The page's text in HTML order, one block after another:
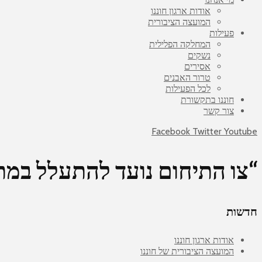
אודות ארגון חוננו
המועצה הציבורית
פעילות
המחלקה הפלילית
נשקים
אסירים
טרור האבנים
לכל הפעילות
חוננו בתקשורת
צור קשר
Facebook Twitter Youtube
“צו התיחום נועד להתעלל
חדשות
אודות ארגון חוננו
המועצה הציבורית של חוננו